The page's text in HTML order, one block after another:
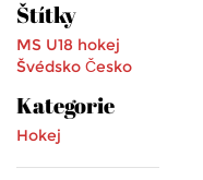
Štítky
MS U18 hokej
Švédsko Česko
Kategorie
Hokej